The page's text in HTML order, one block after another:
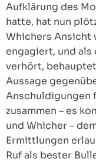
Aufklärung des
hatte, hat nun
Whichers Ansicht
engagiert, und als
verhört,
Aussage
Anschuldigungen
zusammen – es
und Whicher –
Ermittlungen
Ruf als bester